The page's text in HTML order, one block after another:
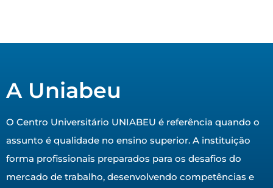
A Uniabeu
O Centro Universitário UNIABEU é referência quando o
assunto é qualidade no ensino superior. A instituição
forma profissionais preparados para os desafios do
mercado de trabalho, desenvolvendo competências e